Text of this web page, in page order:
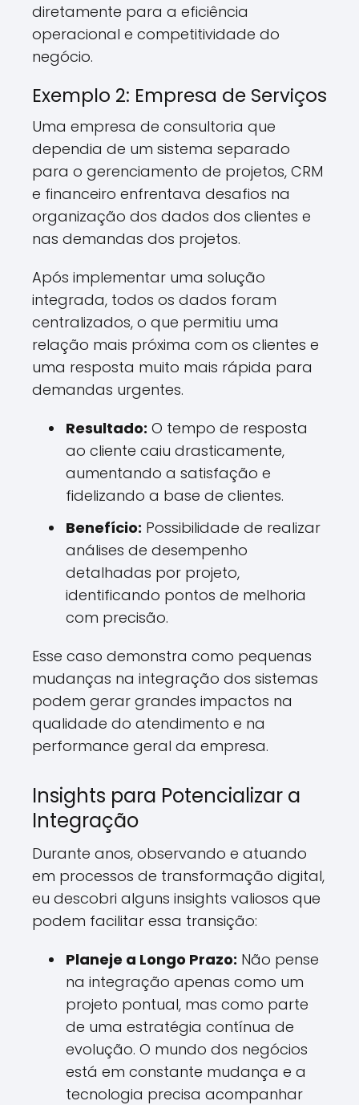
diretamente para a eficiência
operacional e competitividade do
negócio.
Exemplo 2: Empresa de Serviços
Uma empresa de consultoria que
dependia de um sistema separado
para o gerenciamento de projetos, CRM
e financeiro enfrentava desafios na
organização dos dados dos clientes e
nas demandas dos projetos.
Após implementar uma solução
integrada, todos os dados foram
centralizados, o que permitiu uma
relação mais próxima com os clientes e
uma resposta muito mais rápida para
demandas urgentes.
Resultado: O tempo de resposta
ao cliente caiu drasticamente,
aumentando a satisfação e
fidelizando a base de clientes.
Benefício: Possibilidade de realizar
análises de desempenho
detalhadas por projeto,
identificando pontos de melhoria
com precisão.
Esse caso demonstra como pequenas
mudanças na integração dos sistemas
podem gerar grandes impactos na
qualidade do atendimento e na
performance geral da empresa.
Insights para Potencializar a
Integração
Durante anos, observando e atuando
em processos de transformação digital,
eu descobri alguns insights valiosos que
podem facilitar essa transição:
Planeje a Longo Prazo: Não pense
na integração apenas como um
projeto pontual, mas como parte
de uma estratégia contínua de
evolução. O mundo dos negócios
está em constante mudança e a
tecnologia precisa acompanhar